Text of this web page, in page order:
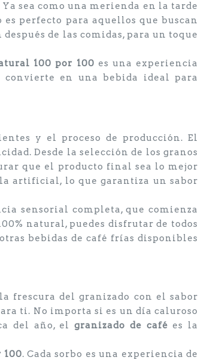
sea como una merienda en la tarde
perfecto para aquellos que buscan
de las comidas, para un toque
100 por 100 es una experiencia
en una bebida ideal para
y el proceso de producción. El
Desde la selección de los granos
que el producto final sea lo mejor
artificial, lo que garantiza un sabor
sensorial completa, que comienza
natural, puedes disfrutar de todos
bebidas de café frías disponibles
frescura del granizado con el sabor
ti. No importa si es un día caluroso
del año, el granizado de café es la
100. Cada sorbo es una experiencia de